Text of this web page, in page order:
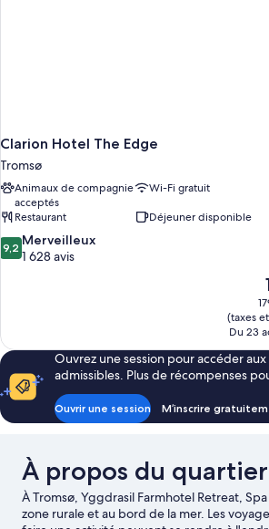
Clarion Hotel The Edge
Tromsø
Animaux de compagnie
acceptés
Wi-Fi gratuit
Restaurant
Déjeuner disponible
9.2
sur
9,2 Merveilleux
1 628 avis
(taxes
Du 23
Ouvrez une session pour accéder
admissibles. Plus de récompenses
Ouvrir une session M’inscrire
À propos du quartier
À Tromsø, Yggdrasil Farmhotel Retreat,
zone rurale et au bord de la mer. Les